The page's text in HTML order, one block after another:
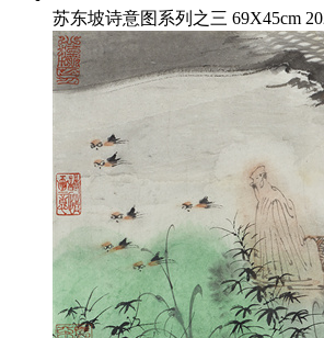
苏东坡诗意图系列之三 69X45cm